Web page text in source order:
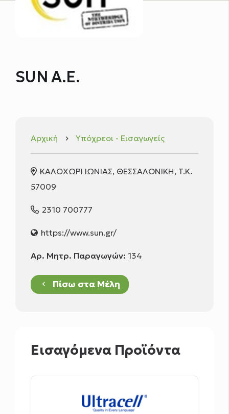
SUN A.E.
Αρχική keyboard_arrow_right Υπόχρεοι - Εισαγωγείς
ΚΑΛΟΧΩΡΙ ΙΩΝΙΑΣ, ΘΕΣΣΑΛΟΝΙΚΗ, T.K.
57009
2310 700777
https://www.sun.gr/
Αρ. Μητρ. Παραγωγών: 134
keyboard_arrow_left Πίσω στα Μέλη
Εισαγόμενα Προϊόντα